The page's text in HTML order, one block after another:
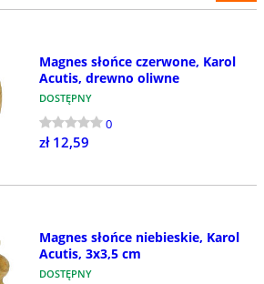
Magnes słońce czerwone, Karol
Acutis, drewno oliwne
DOSTĘPNY
0
zł 12,59
Magnes słońce niebieskie, Karol
Acutis, 3x3,5 cm
DOSTĘPNY